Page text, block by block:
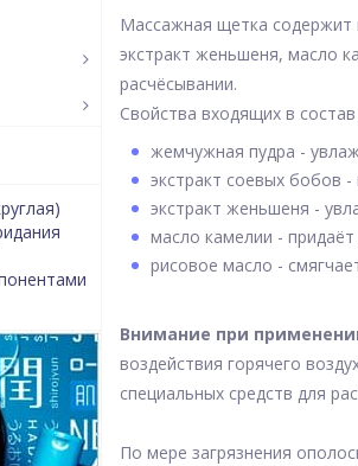
Массажная щетка содержит
экстракт женьшеня, масло
расчёсывании.
Свойства входящих в
жемчужная пудра -
экстракт соевых бобов
экстракт женьшеня -
масло камелии -
рисовое масло -
Внимание при
воздействия горячего
специальных средств для
По мере загрязнения